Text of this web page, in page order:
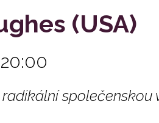
(USA)
společenskou